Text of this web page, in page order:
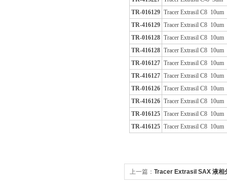
TR-016129 Tracer Extrasil C8
TR-416129 Tracer Extrasil C8
TR-016128 Tracer Extrasil C8
TR-416128 Tracer Extrasil C8
TR-016127 Tracer Extrasil C8
TR-416127 Tracer Extrasil C8
TR-016126 Tracer Extrasil C8
TR-416126 Tracer Extrasil C8
TR-016125 Tracer Extrasil C8
TR-416125 Tracer Extrasil C8
上一篇： Tracer Extrasil SAX 液相